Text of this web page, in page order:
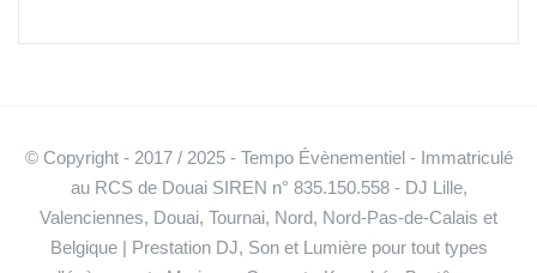
© Copyright - 2017 / 2025 - Tempo Évènementiel - Immatriculé
au RCS de Douai SIREN n° 835.150.558 - DJ Lille,
Valenciennes, Douai, Tournai, Nord, Nord-Pas-de-Calais et
Belgique | Prestation DJ, Son et Lumière pour tout types